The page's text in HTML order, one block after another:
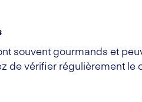
souvent gourmands et
de vérifier régulièrement le